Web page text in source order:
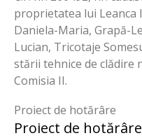
proprietatea lui Leanca
Daniela-Maria, Grapă-
Lucian, Tricotaje
stării tehnice de clădire
Comisia II.
Proiect de hotărâre
Proiect de